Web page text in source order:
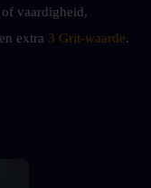
vaardigheid,
extra 3 Grit-waarde.